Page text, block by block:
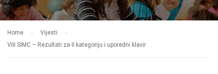
Home
Vijesti
VIII SIMC – Rezultati za II kategoriju i uporedni klavir